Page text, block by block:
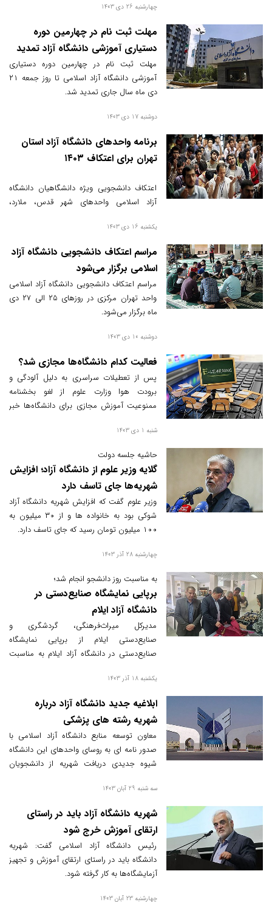
منسجم، مشاهده‌پذیر و جامع به هم متصل
شده‌اند.
چهارشنبه 26 دی 1403
مهلت ثبت نام در چهارمین دوره
دستیاری آموزشی دانشگاه آزاد تمدید
شد
مهلت ثبت نام در چهارمین دوره دستیاری
آموزشی دانشگاه آزاد اسلامی تا روز جمعه ۲۱
دی ماه سال جاری تمدید شد.
دوشنبه 17 دی 1403
برنامه واحدهای دانشگاه آزاد استان
تهران برای اعتکاف ۱۴۰۳
اعتکاف دانشجویی ویژه دانشگاهیان دانشگاه
آزاد اسلامی واحدهای شهر قدس، ملارد،
می‌شود.
یکشنبه 16 دی 1403
مراسم اعتکاف دانشجویی دانشگاه آزاد
اسلامی برگزار می‌شود
مراسم اعتکاف دانشجویی دانشگاه آزاد اسلامی
واحد تهران مرکزی در روزهای ۲۵ الی ۲۷ دی
ماه برگزار می‌شود.
دوشنبه 10 دی 1403
فعالیت کدام دانشگاه‌ها مجازی شد؟
پس از تعطیلات سراسری به دلیل آلودگی و
برودت هوا وزارت علوم از لغو بخشنامه
ممنوعیت آموزش مجازی برای دانشگاه‌ها خبر
اجازه داد تا درصورت صلاحدید، کلاس‌های خود
در این میان، برخی دانشگاه‌ها اعلام کردند که
کلاس‌های درس طبق روال معمول دایر خواهد
بود.
شنبه 1 دی 1403
حاشیه جلسه دولت
گلایه وزیر علوم از دانشگاه آزاد؛ افزایش
شهریه‌ها جای تاسف دارد
وزیر علوم گفت که افزایش شهریه دانشگاه آزاد
شوکی بود به خانواده ها و از ۳۰ میلیون به
۱۰۰ میلیون تومان رسید که جای تاسف دارد.
چهارشنبه 28 آذر 1403
به مناسبت روز دانشجو انجام شد؛
برپایی نمایشگاه صنایع‌دستی در
دانشگاه آزاد ایلام
مدیرکل میراث‌فرهنگی، گردشگری و
صنایع‌دستی ایلام از برپایی نمایشگاه
صنایع‌دستی در دانشگاه آزاد ایلام به مناسبت
یکشنبه 18 آذر 1403
ابلاغیه جدید دانشگاه آزاد درباره
شهریه رشته های پزشکی
معاون توسعه منابع دانشگاه آزاد اسلامی با
صدور نامه ای به روسای واحدهای این دانشگاه
شیوه جدیدی دریافت شهریه از دانشجویان
سه شنبه 29 آبان 1403
شهریه دانشگاه آزاد باید در راستای
ارتقای آموزش خرج شود
رئیس دانشگاه آزاد اسلامی گفت: شهریه
دانشگاه باید در راستای ارتقای آموزش و تجهیز
آزمایشگاه‌ها به کار گرفته شود.
چهارشنبه 23 آبان 1403